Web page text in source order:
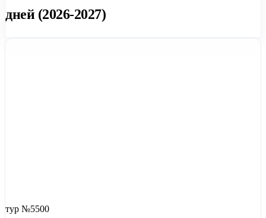
дней (2026-2027)
тур №5500